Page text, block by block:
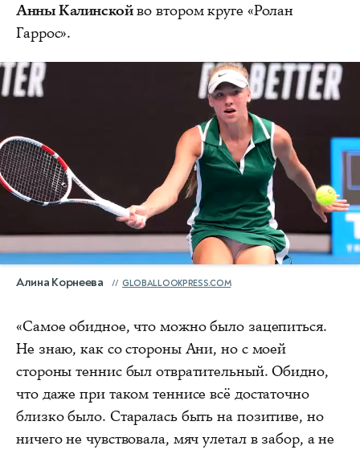
Анны Калинскойво втором круге «Ролан
Гаррос».
Алина Корнеева GLOBALLOOKPRESS.COM
«Самое обидное, что можно было зацепиться.
Не знаю, как со стороны Ани, но с моей
стороны теннис был отвратительный. Обидно,
что даже при таком теннисе всё достаточно
близко было. Старалась быть на позитиве, но
ничего не чувствовала, мяч улетал в забор, а не